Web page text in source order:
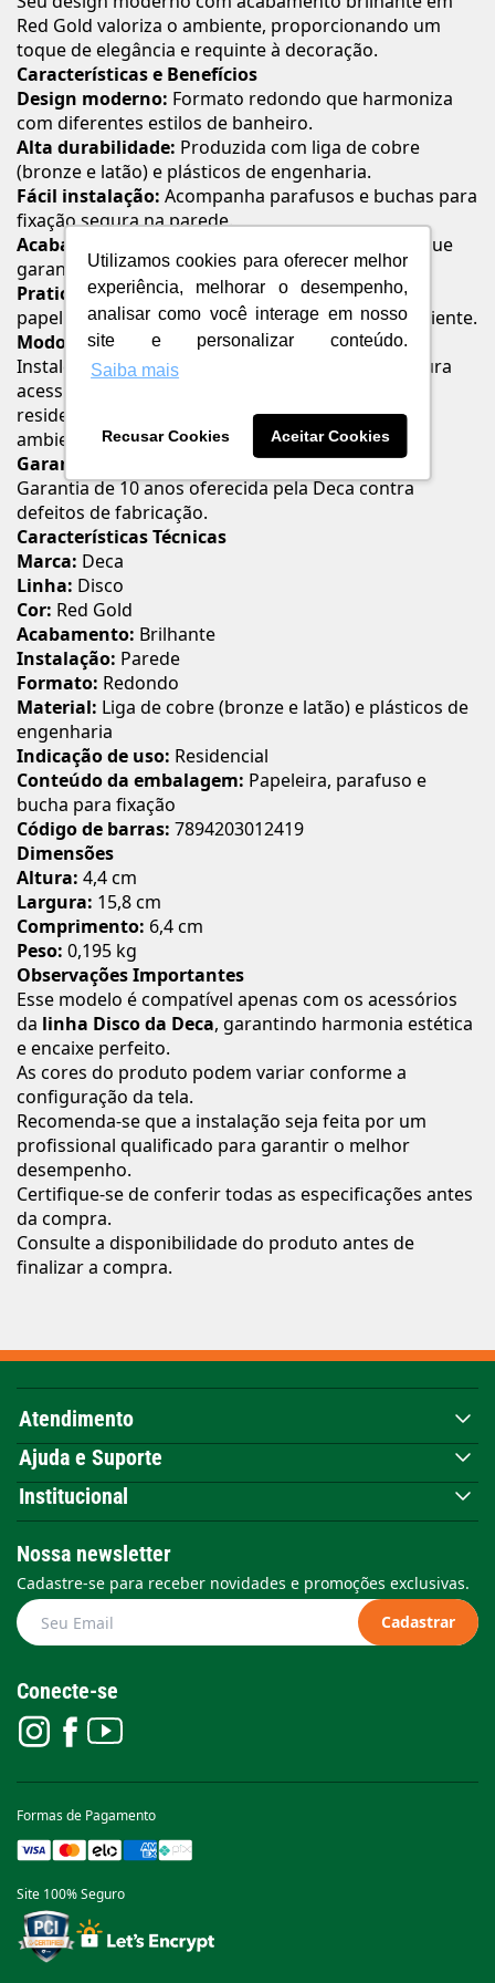
Utilizamos cookies para oferecer melhor
experiência, melhorar o desempenho,
analisar como você interage em nosso
site e personalizar conteúdo.
Saiba mais
Recusar Cookies Aceitar Cookies
Red Gold valoriza o ambiente, proporcionando um
toque de elegância e requinte à decoração.
Características e Benefícios
Design moderno: Formato redondo que harmoniza
com diferentes estilos de banheiro.
Alta durabilidade: Produzida com liga de cobre
(bronze e latão) e plásticos de engenharia.
Fácil instalação: Acompanha parafusos e buchas para
fixação segura na parede.
Acabamento premium:
Cor Red Gold brilhante que
garante sofisticação e resistência ao desgaste.
Praticidade no uso: Suporte firme para o rolo de
papel higiênico, mantendo a organização do ambiente.
Modo de Uso / Aplicação
Instale a papeleira na parede do banheiro em altura
acessível ao alcance do usuário. Ideal para uso
residencial, garantindo praticidade e estilo ao
ambiente.
Garantia
Garantia de 10 anos oferecida pela Deca contra
defeitos de fabricação.
Características Técnicas
Marca: Deca
Linha: Disco
Cor: Red Gold
Acabamento: Brilhante
Instalação: Parede
Formato: Redondo
Material: Liga de cobre (bronze e latão) e plásticos de
engenharia
Indicação de uso: Residencial
Conteúdo da embalagem: Papeleira, parafuso e
bucha para fixação
Código de barras: 7894203012419
Dimensões
Altura: 4,4 cm
Largura: 15,8 cm
Comprimento: 6,4 cm
Peso: 0,195 kg
Observações Importantes
Esse modelo é compatível apenas com os acessórios
da linha Disco da Deca, garantindo harmonia estética
e encaixe perfeito.
As cores do produto podem variar conforme a
configuração da tela.
Recomenda-se que a instalação seja feita por um
profissional qualificado para garantir o melhor
desempenho.
Certifique-se de conferir todas as especificações antes
da compra.
Consulte a disponibilidade do produto antes de
finalizar a compra.
Atendimento
Ajuda e Suporte
Institucional
Nossa newsletter
Cadastre-se para receber novidades e promoções exclusivas.
Cadastrar
Conecte-se
Formas de Pagamento
Site 100% Seguro